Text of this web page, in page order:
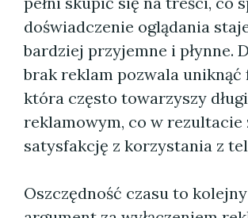
doświadczenie oglądania
bardziej przyjemne i płynne.
brak reklam pozwala
która często towarzyszy
reklamowym, co w rezultacie
satysfakcję z korzystania z
Oszczędność czasu to